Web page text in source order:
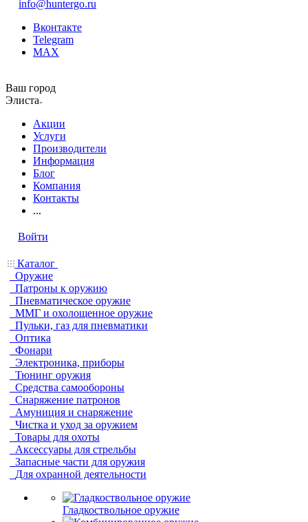
info@huntergo.ru
Вконтакте
Telegram
MAX
Ваш город
Элиста
Акции
Услуги
Производители
Информация
Блог
Компания
Контакты
...
Войти
Каталог
Оружие
Патроны к оружию
Пневматическое оружие
ММГ и охолощенное оружие
Пульки, газ для пневматики
Оптика
Фонари
Электроника, приборы
Тюнинг оружия
Средства самообороны
Снаряжение патронов
Амуниция и снаряжение
Чистка и уход за оружием
Товары для охоты
Аксессуары для стрельбы
Запасные части для оружия
Для охранной деятельности
Гладкоствольное оружие